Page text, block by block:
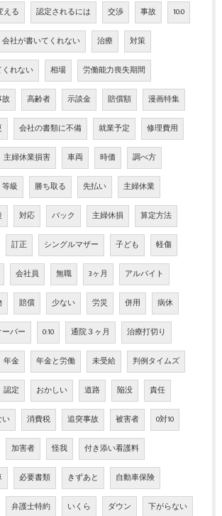
える 認定されるには 交渉 事故 10:0
会社が書いてくれない 治療 対策
れない 相場 労働能力喪失期間
故 高齢者 示談金 賠償額 漫画特集
会社の書類に不備 就業予定 修理費用
主婦休業損害 車両 時価 調べ方
等級 勝ち取る 先払い 主婦休業
対応 バック 主婦休損 算定方法
訂正 シングルマザー 子ども 軽傷
会社員 無職 3ヶ月 アルバイト
賠償 少ない 労災 併用 病休
バー 0:10 通院３ヶ月 治療打切り
年金 年金と労働 未受給 判例タイムズ
認定 おかしい 道路 陥没 責任
い 消費税 追突事故 被害者 0対10
加害者 怪我 付き添い看護料
必要書類 きずあと 自動車保険
弁護士特約 いくら ダウン 下がらない